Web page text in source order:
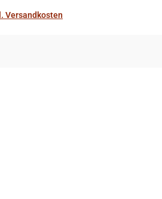
Versandkosten